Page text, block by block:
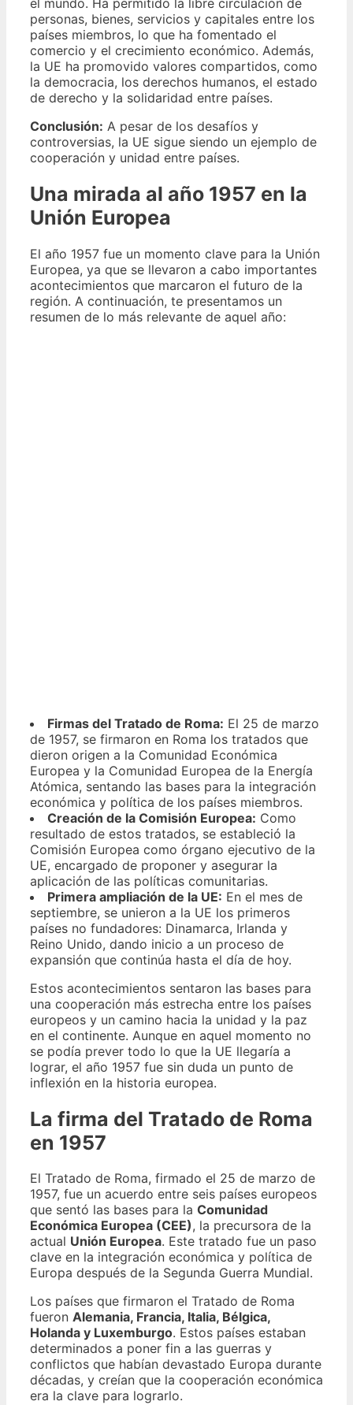
el mundo. Ha permitido la libre circulación de
personas, bienes, servicios y capitales entre los
países miembros, lo que ha fomentado el
comercio y el crecimiento económico. Además,
la UE ha promovido valores compartidos, como
la democracia, los derechos humanos, el estado
de derecho y la solidaridad entre países.
Conclusión: A pesar de los desafíos y
controversias, la UE sigue siendo un ejemplo de
cooperación y unidad entre países.
Una mirada al año 1957 en la
Unión Europea
El año 1957 fue un momento clave para la Unión
Europea, ya que se llevaron a cabo importantes
acontecimientos que marcaron el futuro de la
región. A continuación, te presentamos un
resumen de lo más relevante de aquel año:
Firmas del Tratado de Roma: El 25 de marzo
de 1957, se firmaron en Roma los tratados que
dieron origen a la Comunidad Económica
Europea y la Comunidad Europea de la Energía
Atómica, sentando las bases para la integración
económica y política de los países miembros.
Creación de la Comisión Europea: Como
resultado de estos tratados, se estableció la
Comisión Europea como órgano ejecutivo de la
UE, encargado de proponer y asegurar la
aplicación de las políticas comunitarias.
Primera ampliación de la UE: En el mes de
septiembre, se unieron a la UE los primeros
países no fundadores: Dinamarca, Irlanda y
Reino Unido, dando inicio a un proceso de
expansión que continúa hasta el día de hoy.
Estos acontecimientos sentaron las bases para
una cooperación más estrecha entre los países
europeos y un camino hacia la unidad y la paz
en el continente. Aunque en aquel momento no
se podía prever todo lo que la UE llegaría a
lograr, el año 1957 fue sin duda un punto de
inflexión en la historia europea.
La firma del Tratado de Roma
en 1957
El Tratado de Roma, firmado el 25 de marzo de
1957, fue un acuerdo entre seis países europeos
que sentó las bases para la Comunidad
Económica Europea (CEE), la precursora de la
actual Unión Europea. Este tratado fue un paso
clave en la integración económica y política de
Europa después de la Segunda Guerra Mundial.
Los países que firmaron el Tratado de Roma
fueron Alemania, Francia, Italia, Bélgica,
Holanda y Luxemburgo. Estos países estaban
determinados a poner fin a las guerras y
conflictos que habían devastado Europa durante
décadas, y creían que la cooperación económica
era la clave para lograrlo.